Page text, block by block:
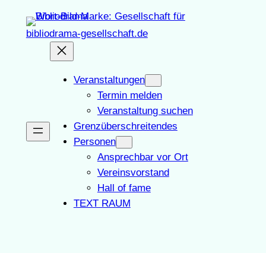
Inhalt
bibliodrama-gesellschaft.de
Veranstaltungen
Termin melden
Veranstaltung suchen
Grenzüberschreitendes
Personen
Ansprechbar vor Ort
Vereinsvorstand
Hall of fame
TEXT RAUM